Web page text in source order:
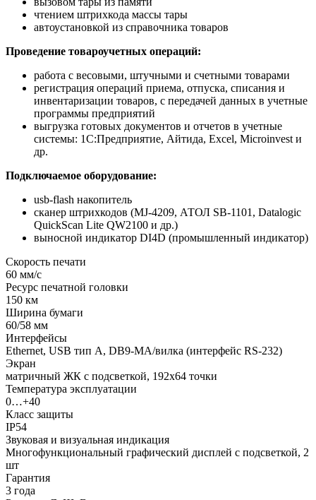
чтением штрихкода массы тары
автоустановкой из справочника товаров
Проведение товароучетных операций:
работа с весовыми, штучными и счетными товарами
регистрация операций приема, отпуска, списания и
инвентаризации товаров, с передачей данных в учетные
программы предприятий
выгрузка готовых документов и отчетов в учетные
системы: 1С:Предприятие, Айтида, Excel, Microinvest и
др.
Подключаемое оборудование:
usb-flash накопитель
сканер штрихкодов (MJ-4209, АТОЛ SB-1101, Datalogic
QuickScan Lite QW2100 и др.)
выносной индикатор DI4D (промышленный индикатор)
Скорость печати
60 мм/с
Ресурс печатной головки
150 км
Ширина бумаги
60/58 мм
Интерфейсы
Ethernet, USB тип А, DB9-MА/вилка (интерфейс RS-232)
Экран
матричный ЖК с подсветкой, 192х64 точки
Температура эксплуатации
0…+40
Класс защиты
IP54
Звуковая и визуальная индикация
Многофункциональный графический дисплей с подсветкой, 2
шт
Гарантия
3 года